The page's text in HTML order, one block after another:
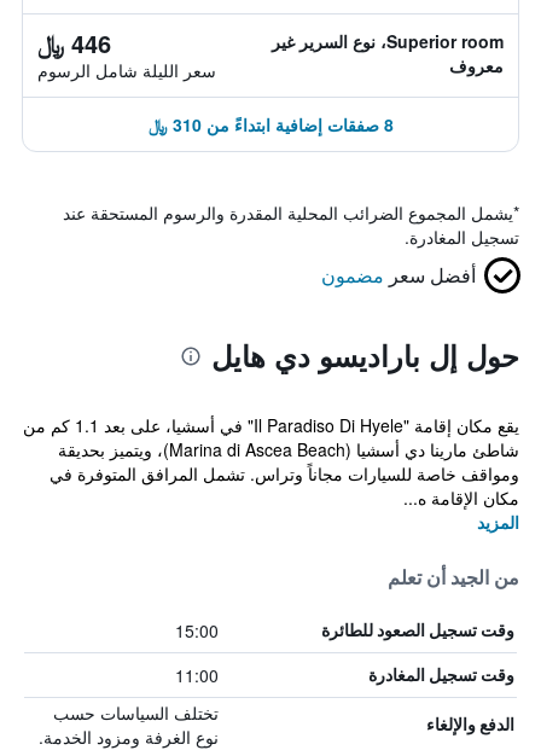
Superior room، نوع السرير غير
معروف
446 ﷼
سعر الليلة شامل الرسوم
8 صفقات إضافية ابتداءً من 310 ﷼
*يشمل المجموع الضرائب المحلية المقدرة والرسوم المستحقة عند
تسجيل المغادرة.
أفضل سعر مضمون
حول إل باراديسو دي هايل
يقع مكان إقامة "Il Paradiso Di Hyele" في أسشيا، على بعد 1.1 كم من
شاطئ مارينا دي أسشيا (Marina di Ascea Beach)، ويتميز بحديقة
ومواقف خاصة للسيارات مجاناً وتراس. تشمل المرافق المتوفرة في
مكان الإقامة ه...
المزيد
من الجيد أن تعلم
وقت تسجيل الصعود للطائرة 15:00
وقت تسجيل المغادرة 11:00
الدفع والإلغاء
تختلف السياسات حسب
نوع الغرفة ومزود الخدمة.